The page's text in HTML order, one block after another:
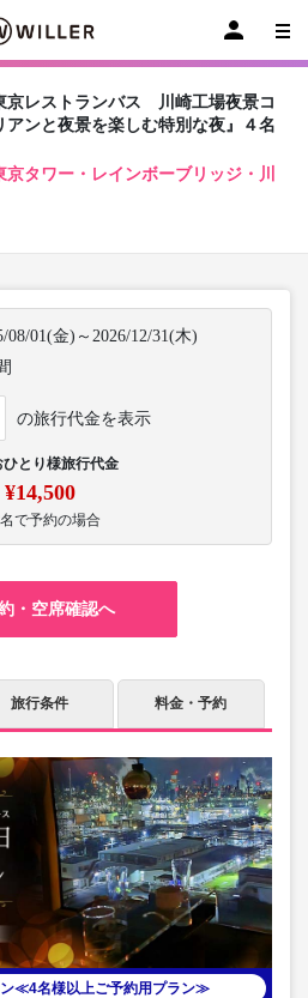
レストランバス 川崎工場夜景コ
ンと夜景を楽しむ特別な夜』４名
タワー・レインボーブリッジ・川
08/01(金)～2026/12/31(木)
の旅行代金を表示
ひとり様旅行代金
¥14,500
で予約の場合
・空席確認へ
旅行条件 料金・予約
≪4名様以上ご予約用プラン≫